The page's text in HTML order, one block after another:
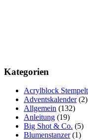
Kategorien
Acrylblock
Adventskalender(2)
Allgemein (132)
Anleitung (19)
Big Shot & Co. (5)
Blumenstanzer(1)